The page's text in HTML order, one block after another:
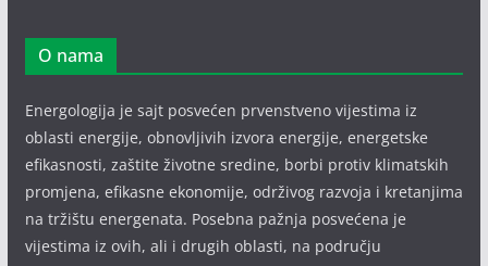
O nama
Energologija je sajt posvećen prvenstveno vijestima iz
oblasti energije, obnovljivih izvora energije, energetske
efikasnosti, zaštite životne sredine, borbi protiv klimatskih
promjena, efikasne ekonomije, održivog razvoja i kretanjima
na tržištu energenata. Posebna pažnja posvećena je
vijestima iz ovih, ali i drugih oblasti, na području